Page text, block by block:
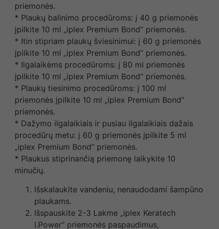
priemonės.
* Plaukų balinimo procedūroms: į 40 g priemonės
įpilkite 10 ml „iplex Premium Bond“ priemonės.
* Itin stipriam plaukų šviesinimui: į 60 g priemonės
įpilkite 10 ml „iplex Premium Bond“ priemonės.
* Ilgalaikėms procedūroms: į 80 ml priemonės
įpilkite 10 ml „iplex Premium Bond“ priemonės.
* Plaukų tiesinimo procedūroms: į 100 ml
priemonės įpilkite 10 ml „iplex Premium Bond“
priemonės.
* Dažymo ilgalaikiais ir pusiau ilgalaikiais dažais
procedūrų metu: į 60 g priemonės įpilkite 5 ml
„iplex Premium Bond“ priemonės.
* Plaukus stiprinančią priemonę laikykite 10
minučių.
Išskalaukite vandeniu, nenaudodami šampūno
plaukams.
Išspauskite 2-3 Lakme „iplex Keratech
I.Power“ priemonės paspaudimus,